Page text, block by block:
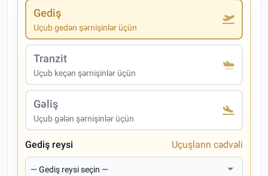
Gediş
Uçub gedən şərnişinlər üçün
Tranzit
Uçub keçən şərnişinlər üçün
Gəliş
Uçub gələn şərnişinlər üçün
Gediş reysi Uçuşların cədvəli